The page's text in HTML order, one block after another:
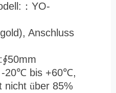
： YO-
Anschluss
∮50mm
20℃ bis +60℃,
nicht über 85%